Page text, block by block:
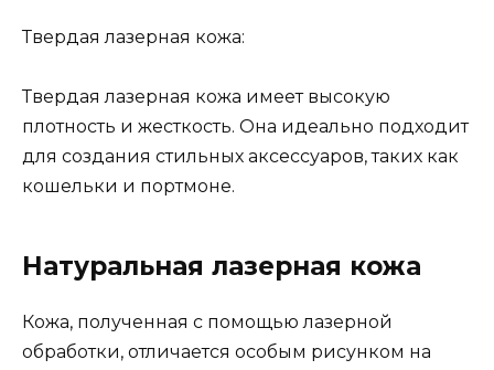
Твердая лазерная кожа:
Твердая лазерная кожа имеет высокую
плотность и жесткость. Она идеально подходит
для создания стильных аксессуаров, таких как
кошельки и портмоне.
Натуральная лазерная кожа
Кожа, полученная с помощью лазерной
обработки, отличается особым рисунком на